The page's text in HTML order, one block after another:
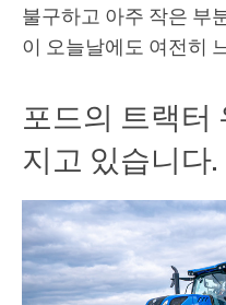
불구하고 아주 작은 부
이 오늘날에도 여전히
포드의 트랙터
지고 있습니다.